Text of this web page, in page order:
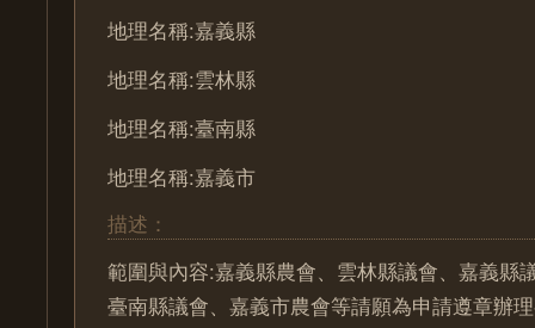
地理名稱:嘉義縣
地理名稱:雲林縣
地理名稱:臺南縣
地理名稱:嘉義市
描述：
範圍與內容:嘉義縣農會、雲林縣議會、嘉義縣
臺南縣議會、嘉義市農會等請願為申請遵章辦